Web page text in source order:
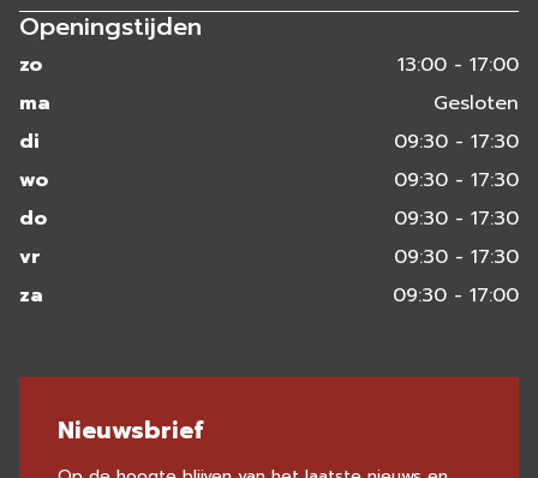
Openingstijden
zo
13:00 - 17:00
ma
Gesloten
di
09:30 - 17:30
wo
09:30 - 17:30
do
09:30 - 17:30
vr
09:30 - 17:30
za
09:30 - 17:00
Nieuwsbrief